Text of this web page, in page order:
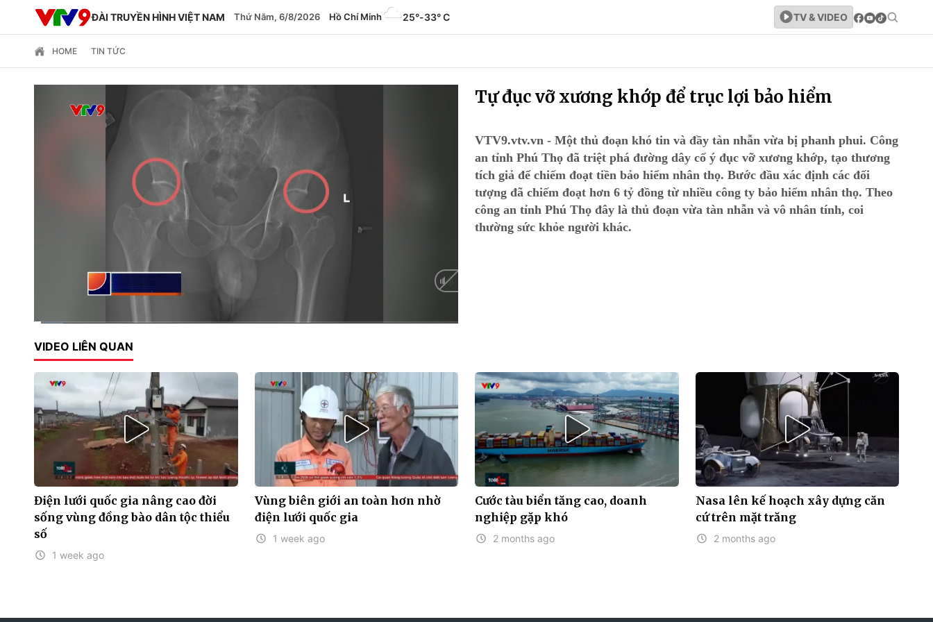
ĐÀI TRUYỀN HÌNH VIỆT NAM Thứ Năm, 6/8/2026 Hồ Chí Minh 25°-33° C TV & VIDEO
HOME TIN TỨC
Time
Tự đục vỡ xương khớp để trục lợi bảo hiểm
VTV9.vtv.vn - Một thủ đoạn khó tin và đầy tàn nhẫn vừa bị phanh phui. Công
an tỉnh Phú Thọ đã triệt phá đường dây cố ý đục vỡ xương khớp, tạo thương
tích giả để chiếm đoạt tiền bảo hiểm nhân thọ. Bước đầu xác định các đối
tượng đã chiếm đoạt hơn 6 tỷ đồng từ nhiều công ty bảo hiểm nhân thọ. Theo
công an tỉnh Phú Thọ đây là thủ đoạn vừa tàn nhẫn và vô nhân tính, coi
thường sức khỏe người khác.
VIDEO LIÊN QUAN
Điện lưới quốc gia nâng cao đời
sống vùng đồng bào dân tộc thiểu
số
1 week ago
Vùng biên giới an toàn hơn nhờ
điện lưới quốc gia
1 week ago
Cước tàu biển tăng cao, doanh
nghiệp gặp khó
2 months ago
Nasa lên kế hoạch xây dựng căn
cứ trên mặt trăng
2 months ago